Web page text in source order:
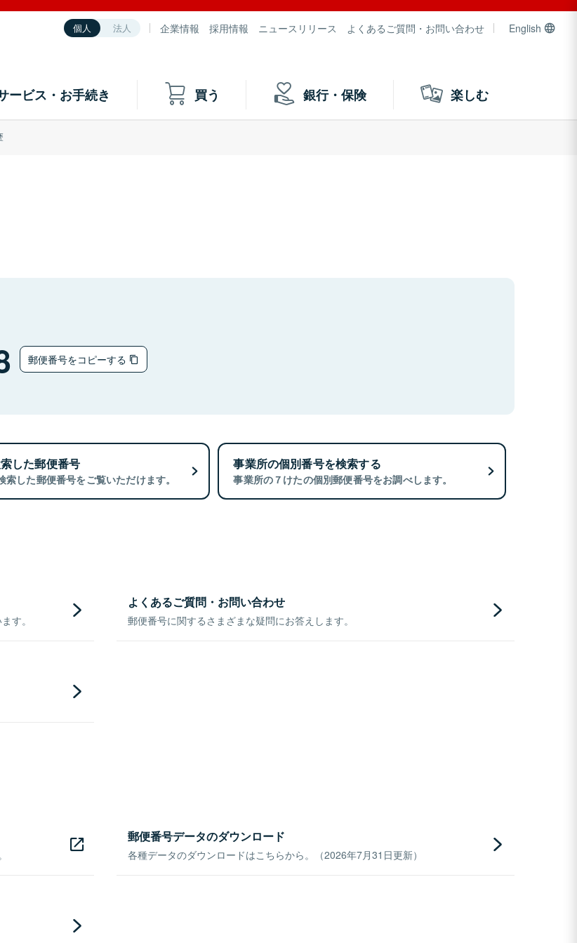
個人 法人 企業情報 採用情報 ニュースリリース よくあるご質問・お問い合わせ English
ービス・お手続き 買う 銀行・保険 楽しむ
郵便番号をコピーする
した郵便番号
索した郵便番号をご覧いただけます。
事業所の個別番号を検索する
事業所の７けたの個別郵便番号をお調べします。
す。
よくあるご質問・お問い合わせ
郵便番号に関するさまざまな疑問にお答えします。
郵便番号データのダウンロード
各種データのダウンロードはこちらから。（2026年7月31日更新）